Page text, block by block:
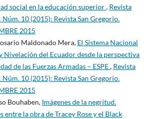
social en la educación superior, Revista
Núm. 10 (2015): Revista San Gregorio.
2015
Maldonado Mera, El Sistema Nacional
Nivelación del Ecuador desde la perspectiva
de las Fuerzas Armadas – ESPE, Revista
Núm. 10 (2015): Revista San Gregorio.
2015
Bouhaben, Imágenes de la negritud.
entre la obra de Tracey Rose y el Black